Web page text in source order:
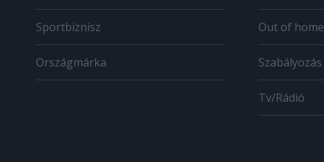
Sportbiznisz
Országmárka
Out of home
Szabályozás
Tv/Rádió